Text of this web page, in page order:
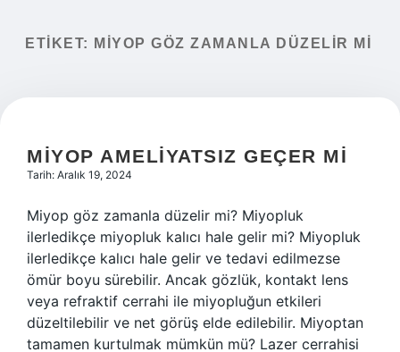
Yasal Uyarı
ETIKET: MIYOP GÖZ ZAMANLA DÜZELIR MI
MIYOP AMELIYATSIZ GEÇER MI
Tarih: Aralık 19, 2024
Miyop göz zamanla düzelir mi? Miyopluk
ilerledikçe miyopluk kalıcı hale gelir mi? Miyopluk
ilerledikçe kalıcı hale gelir ve tedavi edilmezse
ömür boyu sürebilir. Ancak gözlük, kontakt lens
veya refraktif cerrahi ile miyopluğun etkileri
düzeltilebilir ve net görüş elde edilebilir. Miyoptan
tamamen kurtulmak mümkün mü? Lazer cerrahisi